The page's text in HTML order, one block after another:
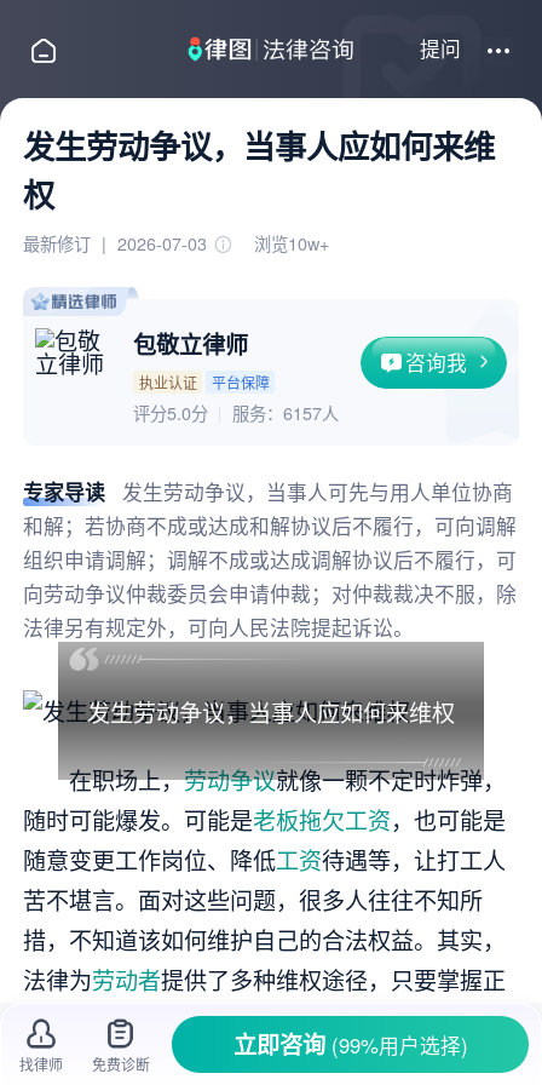
提问
发生劳动争议，当事人应如何来维
权
最新修订 | 2026-07-03 浏览10w+
包敬立律师
执业认证 平台保障
咨询我
评分5.0分 服务： 6157人
专家导读
发生劳动争议，当事人可先与用人单位协商
和解；若协商不成或达成和解协议后不履行，可向调解
组织申请调解；调解不成或达成调解协议后不履行，可
向劳动争议仲裁委员会申请仲裁；对仲裁裁决不服，除
法律另有规定外，可向人民法院提起诉讼。
发生劳动争议，当事人应如何来维权
在职场上，劳动争议就像一颗不定时炸弹，
随时可能爆发。可能是老板拖欠工资，也可能是
随意变更工作岗位、降低工资待遇等，让打工人
苦不堪言。面对这些问题，很多人往往不知所
措，不知道该如何维护自己的合法权益。其实，
法律为劳动者提供了多种维权途径，只要掌握正
确的方法，就能在劳动争议中保护好自己。
找律师 免费诊断
立即咨询 (99%用户选择)